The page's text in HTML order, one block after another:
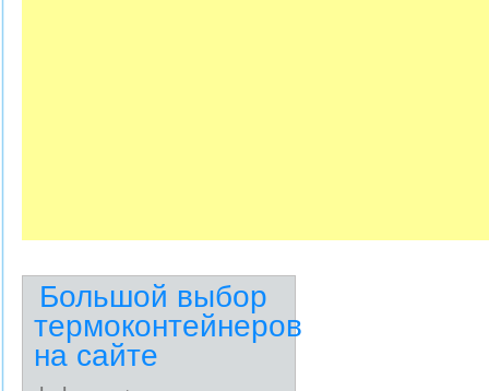
Большой выбор
термоконтейнеров
на сайте